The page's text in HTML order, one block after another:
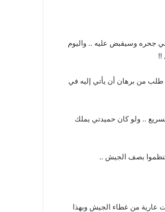
جحره وسيقبض عليه .. واليوم
!!
من برهان أن يأتي إليه في
.. ولو كان حميدتي يملك
عارية من غطاء الجيش وبهذا